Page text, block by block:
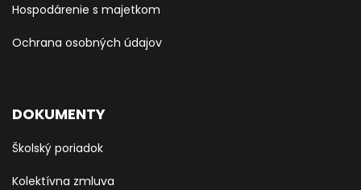
Hospodárenie s majetkom
Ochrana osobných údajov
DOKUMENTY
Školský poriadok
Kolektívna zmluva